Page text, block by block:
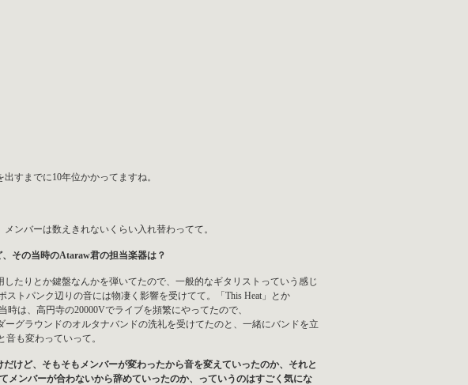
すまでに10年位かかってますね。
ンバーは数えきれないくらい入れ替わってて。
その当時のAtaraw君の担当楽器は？
たりとか鍵盤なんかを弾いてたので、一般的なギタリストっていう感じ
トパンク辺りの音には物凄く影響を受けてて。「This Heat」とか
時は、高円寺の20000Vでライブを頻繁にやってたので、
グラウンドのオルタナバンドの洗礼を受けてたのと、一緒にバンドを立
も変わっていって。
けど、そもそもメンバーが変わったから音を変えていったのか、それと
メンバーが合わないから辞めていったのか、っていうのはすごく気にな